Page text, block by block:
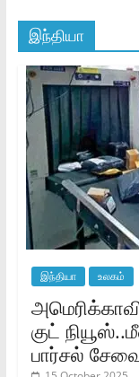
இந்தியா
இந்தியா உலகம்
குட்
பார்சல்